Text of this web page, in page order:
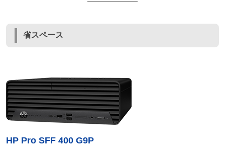
省スペース
HP Pro SFF 400 G9P